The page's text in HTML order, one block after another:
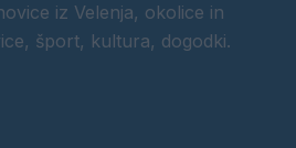
iz Velenja, okolice in
šport, kultura, dogodki.